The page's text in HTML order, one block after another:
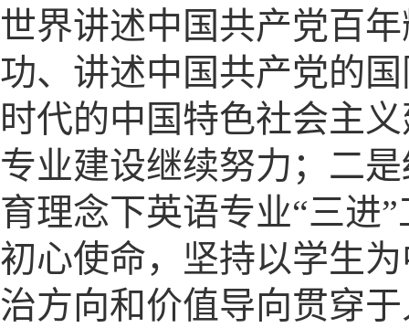
世界讲述中国共产党百
功、讲述中国共产党的
时代的中国特色社会主
专业建设继续努力；二
育理念下英语专业“三进
初心使命，坚持以学生
治方向和价值导向贯穿